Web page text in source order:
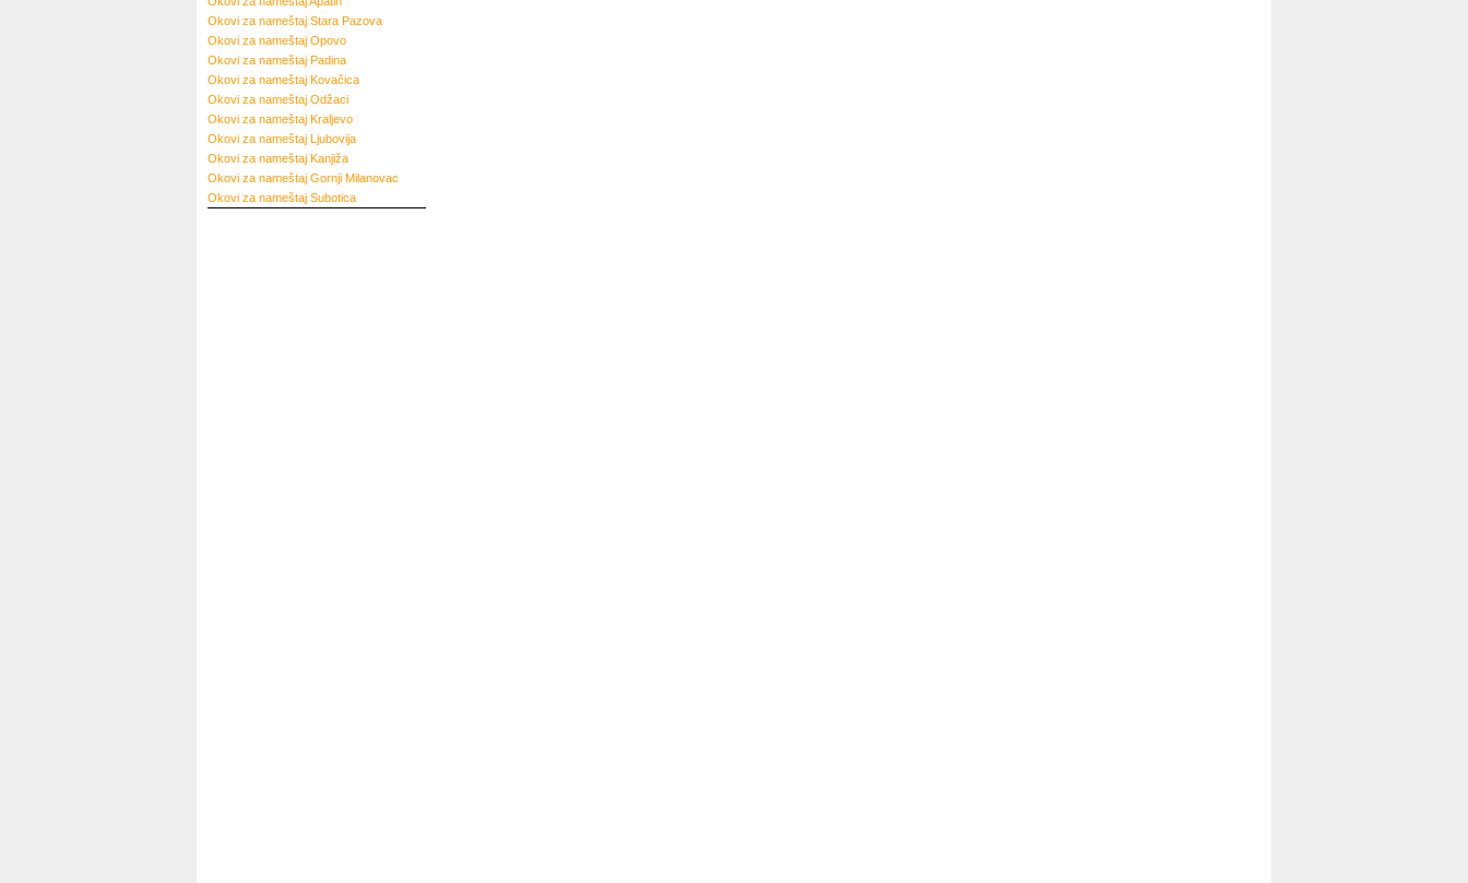
Okovi za nameštaj Stara Pazova
Okovi za nameštaj Opovo
Okovi za nameštaj Padina
Okovi za nameštaj Kovačica
Okovi za nameštaj Odžaci
Okovi za nameštaj Kraljevo
Okovi za nameštaj Ljubovija
Okovi za nameštaj Kanjiža
Okovi za nameštaj Gornji Milanovac
Okovi za nameštaj Subotica